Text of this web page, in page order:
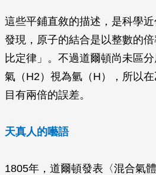
這些平鋪直敘的描述，是科學
發現，原子的結合是以整數的
比定律」。不過道爾頓尚未區
氣（H2）視為氫（H），所以
目有兩倍的誤差。
天真人的囈語
1805年，道爾頓發表〈混合氣